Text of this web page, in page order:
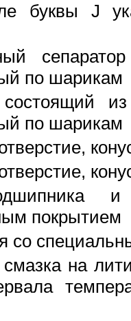
буквы J
по шарикам
состоящий
по шарикам
покрытием
со
на